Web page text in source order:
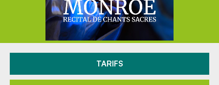
TARIFS